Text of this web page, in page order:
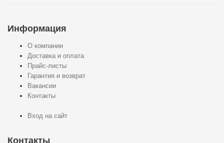
Информация
О компании
Доставка и оплата
Прайс-листы
Гарантия и возврат
Вакансии
Контакты
Вход на сайт
Контакты